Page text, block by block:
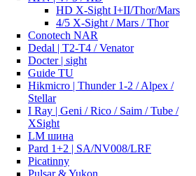
HD X-Sight I+II/Thor/Mars
4/5 X-Sight / Mars / Thor
Conotech NAR
Dedal | T2-T4 / Venator
Docter | sight
Guide TU
Hikmicro | Thunder 1-2 / Alpex /
Stellar
I Ray | Geni / Rico / Saim / Tube /
XSight
LM шина
Pard 1+2 | SA/NV008/LRF
Picatinny
Pulsar & Yukon